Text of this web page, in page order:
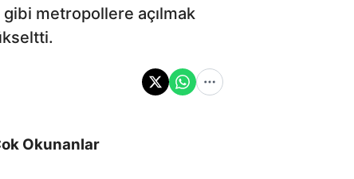
metropollere açılmak
Okunanlar